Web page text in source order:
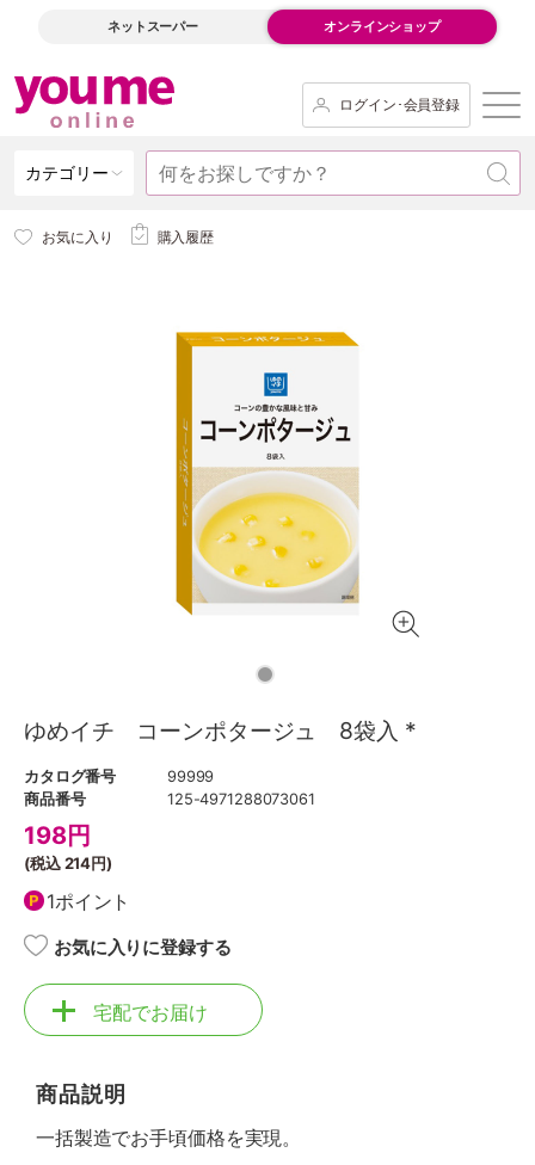
ネットスーパー オンラインショップ
ログイン･会員登録
カテゴリー
お気に入り 購入履歴
ゆめイチ コーンポタージュ 8袋入 *
カタログ番号
99999
商品番号
125-4971288073061
198円
(税込214円)
1ポイント
お気に入りに登録する
宅配でお届け
商品説明
一括製造でお手頃価格を実現。